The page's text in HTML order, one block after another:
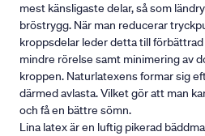
mest känsligaste delar, så som
bröstrygg. När man reducerar
kroppsdelar leder detta till
mindre rörelse samt minimering av
kroppen. Naturlatexens formar sig
därmed avlasta. Vilket gör att man
och få en bättre sömn.
Lina latex är en luftig pikerad